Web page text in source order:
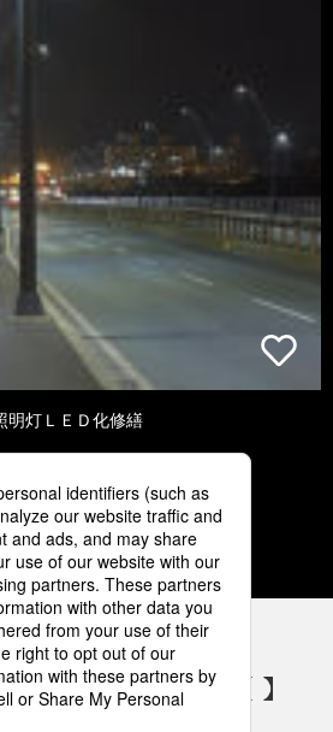
明灯ＬＥＤ化修繕
3 4 5
電気設備 SNSアカウント